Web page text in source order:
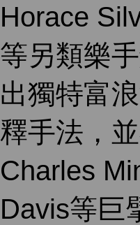
Horace
等另類樂
出獨特富
釋手法，
Charles
Davis等巨